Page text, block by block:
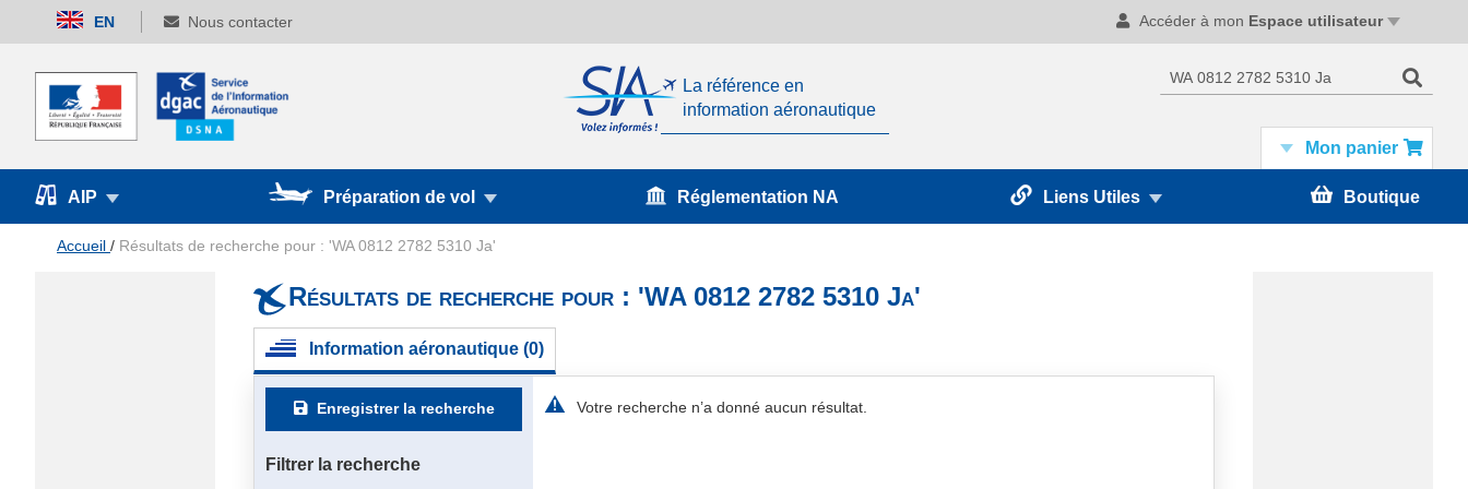
Accéder à mon Espace utilisateur
Allez
au
EN Nous contacter
La référence en
information aéronautique
Mon panier
AIP Préparation de vol Réglementation NA Liens Utiles Boutique
Accueil Résultats de recherche pour : 'WA 0812 2782 5310 Ja'
Résultats de recherche pour : 'WA 0812 2782 5310 Ja'
Information aéronautique (0)
Enregistrer la recherche
Filtrer la recherche
Votre recherche n’a donné aucun résultat.